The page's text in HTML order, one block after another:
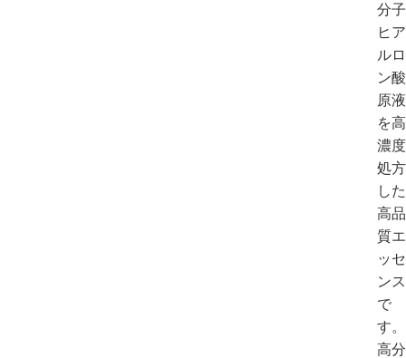
分子
ヒア
ルロ
ン酸
原液
を高
濃度
処方
した
高品
質エ
ッセ
ンス
で
す。
高分